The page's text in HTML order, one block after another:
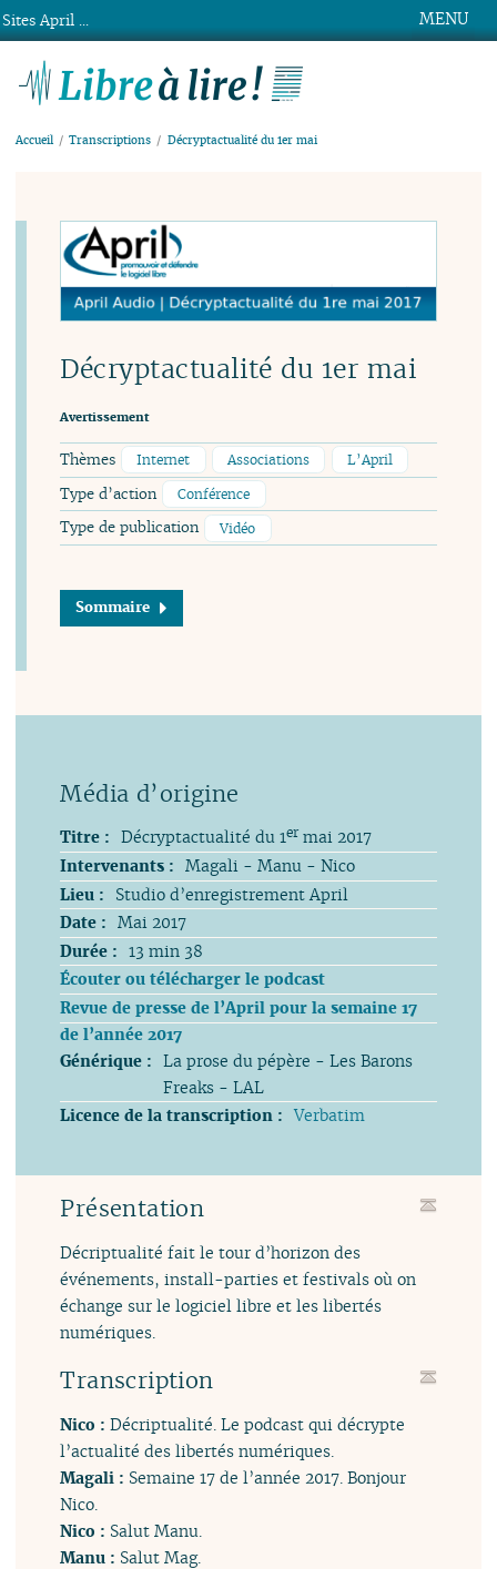
MENU
Accueil Transcriptions Décryptactualité du 1er mai
Décryptactualité du 1er mai
Avertissement
Thèmes Internet Associations L’April
Type d’action Conférence
Type de publication Vidéo
Sommaire
Titre : Décryptactualité du 1er mai 2017
Intervenants : Magali - Manu - Nico
Lieu :
Studio d’enregistrement April
Date : Mai 2017
Durée : 13 min 38
Écouter ou télécharger le podcast
Revue de presse de l’April pour la semaine 17
de l’année 2017
Générique : La prose du pépère - Les Barons
Freaks - LAL
Licence de la transcription : Verbatim
Présentation
Décriptualité fait le tour d’horizon des
événements, install-parties et festivals où on
échange sur le logiciel libre et les libertés
numériques.
Transcription
Nico :Décriptualité. Le podcast qui décrypte
l’actualité des libertés numériques.
Magali : Semaine 17 de l’année 2017. Bonjour
Nico.
Nico : Salut Manu.
Manu : Salut Mag.
Sites April ...